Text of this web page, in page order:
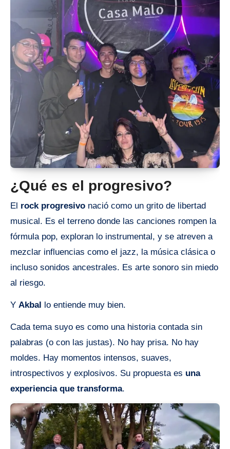
¿Qué es el progresivo?
El rock progresivo nació como un grito de libertad
musical. Es el terreno donde las canciones rompen la
fórmula pop, exploran lo instrumental, y se atreven a
mezclar influencias como el jazz, la música clásica o
incluso sonidos ancestrales. Es arte sonoro sin miedo
al riesgo.
Y Akbal lo entiende muy bien.
Cada tema suyo es como una historia contada sin
palabras (o con las justas). No hay prisa. No hay
moldes. Hay momentos intensos, suaves,
introspectivos y explosivos. Su propuesta es una
experiencia que transforma.